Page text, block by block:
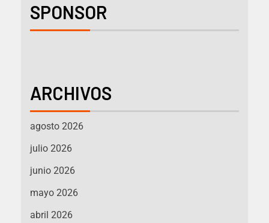
SPONSOR
ARCHIVOS
agosto 2026
julio 2026
junio 2026
mayo 2026
abril 2026